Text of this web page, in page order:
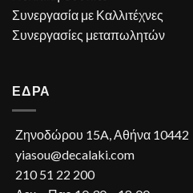
Συνεργασία με Καλλιτέχνες
Συνεργασίες μεταπωλητών
ΕΔΡΑ
Ζηνοδώρου 15A, Αθήνα 10442
yiasou@decalaki.com
210 51 22 200